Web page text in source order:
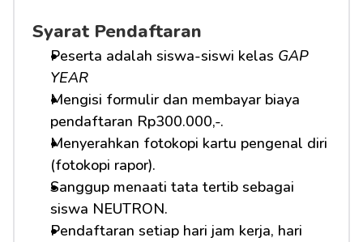
Syarat Pendaftaran
Peserta adalah siswa-siswi kelas GAP
YEAR
Mengisi formulir dan membayar biaya
pendaftaran Rp300.000,-.
Menyerahkan fotokopi kartu pengenal diri
(fotokopi rapor).
Sanggup menaati tata tertib sebagai
siswa NEUTRON.
Pendaftaran setiap hari jam kerja, hari